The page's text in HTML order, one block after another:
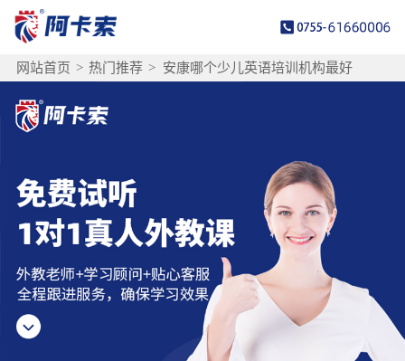
网站首页 > 热门推荐 > 安康哪个少儿英语培训机构最好